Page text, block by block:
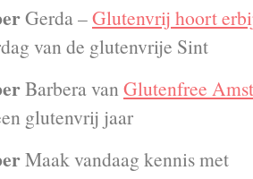
Gerda –Glutenvrij hoort
van de glutenvrije Sint
Barbera van Glutenfree
glutenvrij jaar
Maak vandaag kennis met